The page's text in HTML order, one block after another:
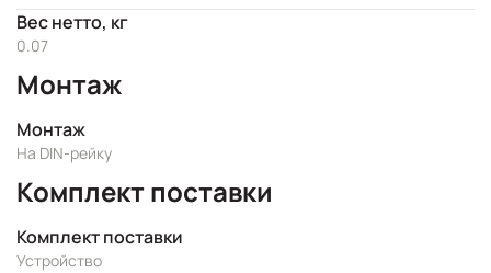
Вес нетто, кг
0.07
Монтаж
Монтаж
На DIN-рейку
Комплект поставки
Комплект поставки
Устройство